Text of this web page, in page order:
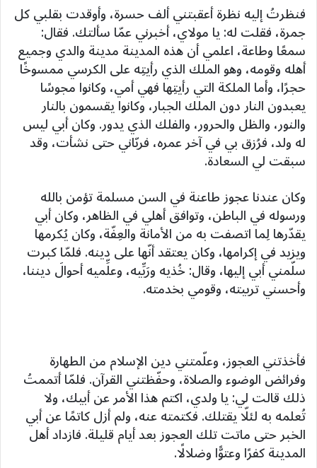
فنظرتُ إليه نظرة أعقبتني ألف حسرة، وأوقدت بقلبي كل
جمرة، فقلت له: يا مولاي، أخبرني عمّا سألتك. فقال:
سمعًا وطاعة، اعلمي أن هذه المدينة مدينة والدي وجميع
أهله وقومه، وهو الملك الذي رأيتِه على الكرسي ممسوخًا
حجرًا، وأما الملكة التي رأيتِها فهي أمي، وكانوا مجوسًا
يعبدون النار دون الملك الجبار، وكانوا يقسمون بالنار
والنور، والظل والحرور، والفلك الذي يدور. وكان أبي ليس
له ولد، فرُزق بي في آخر عمره، فربّاني حتى نشأت، وقد
سبقت لي السعادة.
وكان عندنا عجوز طاعنة في السن مسلمة تؤمن بالله
ورسوله في الباطن، وتوافق أهلي في الظاهر، وكان أبي
يقدّرها لِما اتصفت به من الأمانة والعِفّة، وكان يُكرمها
ويزيد في إكرامها، وكان يعتقد أنّها على دينه. فلمّا كبرت
سلّمني أبي إليها، وقال: خُذيه ورَبِّيه، وعلِّميه أحوالَ ديننا،
وأحسني تربيته، وقومي بخدمته.
فأخذتني العجوز، وعلّمتني دين الإسلام من الطهارة
وفرائض الوضوء والصلاة، وحفّظتني القرآن. فلمّا أتممتُ
ذلك قالت لي: يا ولدي، اكتم هذا الأمر عن أبيك، ولا
تُعلمه به لئلّا يقتلك. فكتمته عنه، ولم أزل كاتمًا عن أبي
الخبر حتى ماتت تلك العجوز بعد أيام قليلة. فازداد أهل
المدينة كفرًا وعتوًّا وضلالًا.